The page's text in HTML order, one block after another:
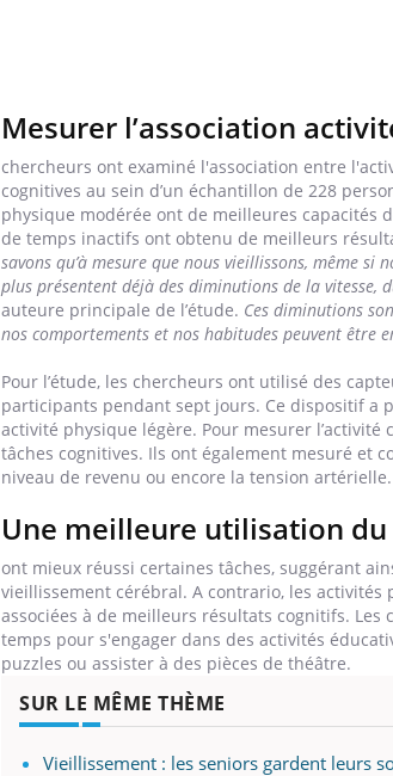
Mesurer l’association
chercheurs ont examiné l'association entre
cognitives au sein d’un échantillon de 228
physique modérée ont de meilleures capacités
de temps inactifs ont obtenu de meilleurs
savons qu’à mesure que nous vieillissons, même si
plus présentent déjà des diminutions de la vitesse,
auteure principale de l’étude. Ces diminutions
nos comportements et nos habitudes peuvent être
Pour l’étude, les chercheurs ont utilisé des
participants pendant sept jours. Ce dispositif a
activité physique légère. Pour mesurer
tâches cognitives. Ils ont également mesuré et
niveau de revenu ou encore la tension artérielle.
Une meilleure utilisation
ont mieux réussi certaines tâches, suggérant
vieillissement cérébral. A contrario, les activités
associées à de meilleurs résultats cognitifs.
temps pour s'engager dans des activités
puzzles ou assister à des pièces de théâtre.
SUR LE MÊME THÈME
Vieillissement : les seniors gardent leurs